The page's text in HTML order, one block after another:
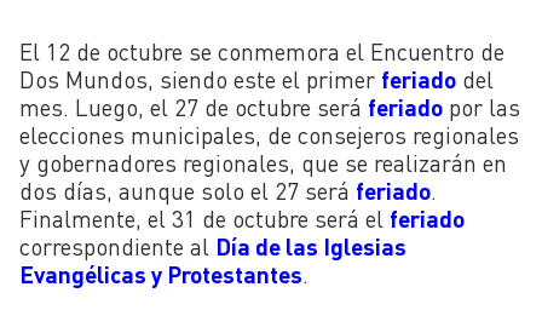
El 12 de octubre se conmemora el Encuentro de
Dos Mundos, siendo este el primer feriado del
mes. Luego, el 27 de octubre será feriado por las
elecciones municipales, de consejeros regionales
y gobernadores regionales, que se realizarán en
dos días, aunque solo el 27 será feriado.
Finalmente, el 31 de octubre será el feriado
correspondiente al Día de las Iglesias
Evangélicas y Protestantes.